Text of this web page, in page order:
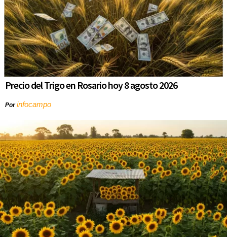
Precio del Trigo en Rosario hoy 8 agosto 2026
Porinfocampo